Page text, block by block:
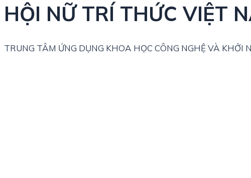
HỘI NỮ TRÍ THỨC VIỆT
TRUNG TÂM ỨNG DỤNG KHOA HỌC CÔNG NGHỆ VÀ KHỞI